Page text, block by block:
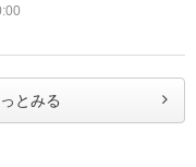
とみる